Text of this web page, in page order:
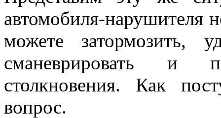
автомобиля-нарушителя
можете затормозить,
сманеврировать и
столкновения. Как
вопрос.